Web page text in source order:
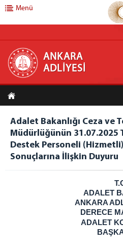
ANKARA ADLİYESİ
ANASAYFA
ADLİYEMİZ
MEDYA İLETİŞİM BÜROSU
BASIN DUYURULARI
ÇALIŞMA YÖNERGESİ
FAALİYET RAPORU
CUMHURİYET BAŞSAVCISI
Menü
ANKARA
ADLİYESİ
Adalet Bakanlığı Ceza ve
Müdürlüğünün 31.07.2025
Destek Personeli
Sonuçlarına İlişkin Duyuru
ADALET
ANKARA
DERECE
ADALET